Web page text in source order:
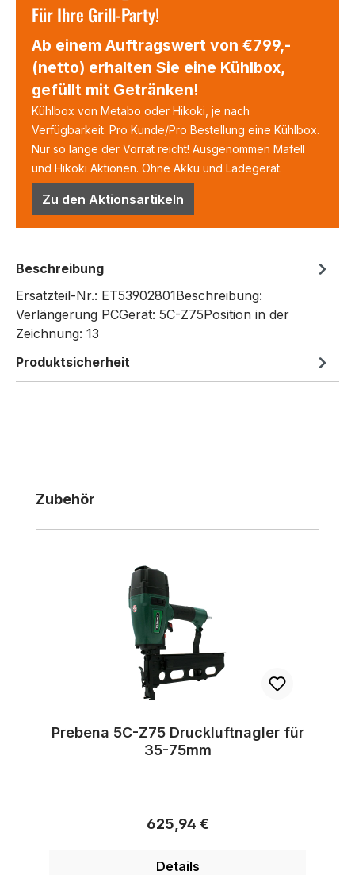
Für Ihre Grill-Party!
Ab einem Auftragswert von €799,-
(netto) erhalten Sie eine Kühlbox,
gefüllt mit Getränken!
Kühlbox von Metabo oder Hikoki, je nach
Verfügbarkeit. Pro Kunde/Pro Bestellung eine Kühlbox.
Nur so lange der Vorrat reicht! Ausgenommen Mafell
und Hikoki Aktionen. Ohne Akku und Ladegerät.
Zu den Aktionsartikeln
Beschreibung
Ersatzteil-Nr.: ET53902801Beschreibung:
Verlängerung PCGerät: 5C-Z75Position in der
Zeichnung: 13
Produktsicherheit
Produktgalerie überspringen
Zubehör
Prebena 5C-Z75 Druckluftnagler für
35-75mm
Regulärer Preis:
625,94 €
Details